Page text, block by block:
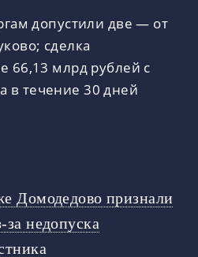
допустили две — от
сделка
66,13 млрд рублей с
в течение 30 дней
Домодедово признали
недопуска